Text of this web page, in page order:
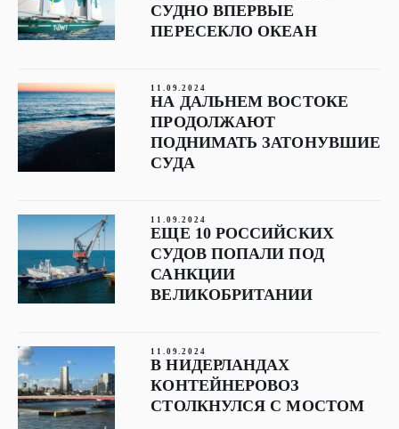
СУДНО ВПЕРВЫЕ
ПЕРЕСЕКЛО ОКЕАН
11.09.2024
НА ДАЛЬНЕМ ВОСТОКЕ
ПРОДОЛЖАЮТ
ПОДНИМАТЬ ЗАТОНУВШИЕ
СУДА
11.09.2024
ЕЩЕ 10 РОССИЙСКИХ
СУДОВ ПОПАЛИ ПОД
САНКЦИИ
ВЕЛИКОБРИТАНИИ
11.09.2024
В НИДЕРЛАНДАХ
КОНТЕЙНЕРОВОЗ
СТОЛКНУЛСЯ С МОСТОМ